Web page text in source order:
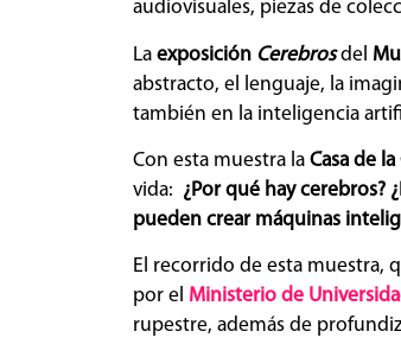
audiovisuales, piezas de
La exposición Cerebrosdel
abstracto, el lenguaje, la
también en la inteligencia
Con esta muestra la Casa de
vida: ¿Por qué hay cerebros?
pueden crear máquinas
El recorrido de esta muestra,
por el Ministerio de
rupestre, además de